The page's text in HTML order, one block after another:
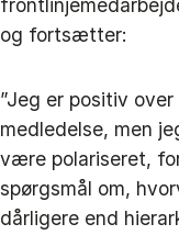
og fortsætter:
”Jeg er positiv
medledelse, men
være polariseret,
spørgsmål om,
dårligere end